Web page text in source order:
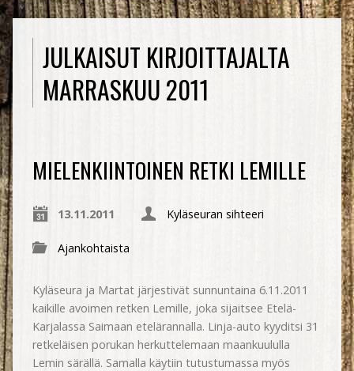
JULKAISUT KIRJOITTAJALTA
MARRASKUU 2011
MIELENKIINTOINEN RETKI LEMILLE
13.11.2011 Kyläseuran sihteeri
Ajankohtaista
Kyläseura ja Martat järjestivät sunnuntaina 6.11.2011
kaikille avoimen retken Lemille, joka sijaitsee Etelä-
Karjalassa Saimaan etelärannalla. Linja-auto kyyditsi 31
retkeläisen porukan herkuttelemaan maankuululla
Lemin särällä. Samalla käytiin tutustumassa myös